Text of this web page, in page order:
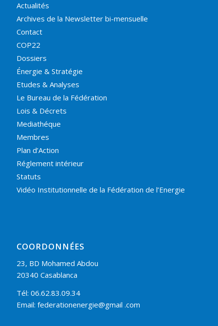
Actualités
Archives de la Newsletter bi-mensuelle
Contact
COP22
Dossiers
Énergie & Stratégie
Etudes & Analyses
Le Bureau de la Fédération
Lois & Décrets
Mediathéque
Membres
Plan d’Action
Réglement intérieur
Statuts
Vidéo Institutionnelle de la Fédération de l’Energie
COORDONNÉES
23, BD Mohamed Abdou
20340 Casablanca
Tél: 06.62.83.09.34
Email: federationenergie@gmail .com